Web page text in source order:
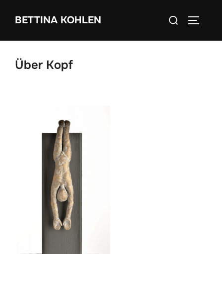
InhaltBETTINA KOHLEN
Suchen
Über Kopf